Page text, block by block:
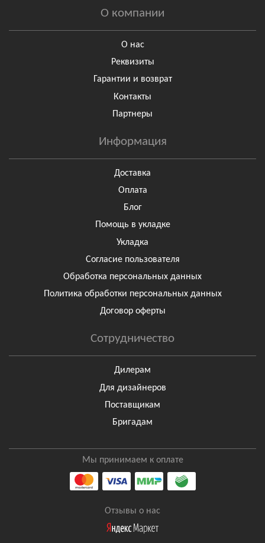
О компании
О нас
Реквизиты
Гарантии и возврат
Контакты
Партнеры
Информация
Доставка
Оплата
Блог
Помощь в укладке
Укладка
Согласие пользователя
Обработка персональных данных
Политика обработки персональных данных
Договор оферты
Сотрудничество
Дилерам
Для дизайнеров
Поставщикам
Бригадам
Мы принимаем к оплате
Отзывы о нас